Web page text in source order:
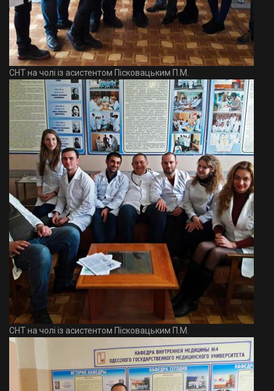
СНТ на чолі із асистентом Пісковацьким П.М.
СНТ на чолі із асистентом Пісковацьким П.М.